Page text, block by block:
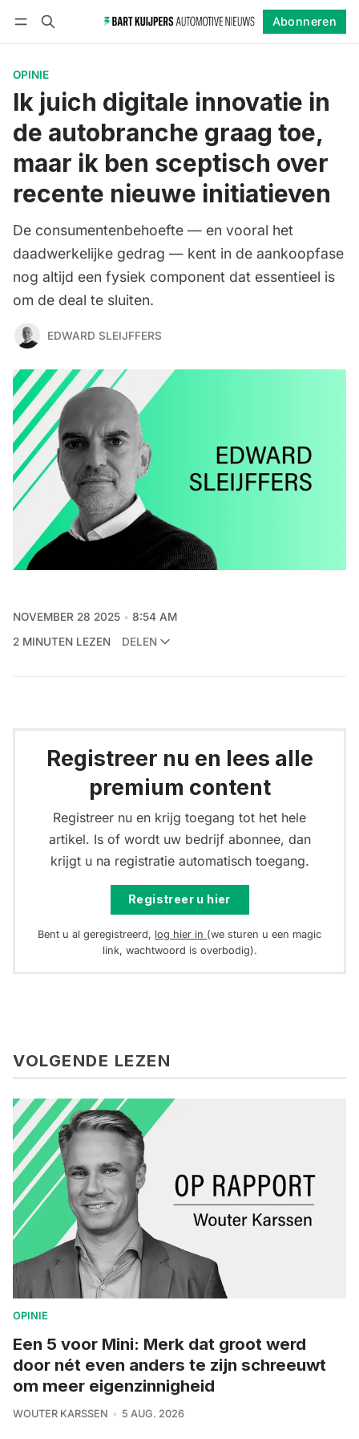
Abonneren
OPINIE
Ik juich digitale innovatie in
de autobranche graag toe,
maar ik ben sceptisch over
recente nieuwe initiatieven
De consumentenbehoefte — en vooral het
daadwerkelijke gedrag — kent in de aankoopfase
nog altijd een fysiek component dat essentieel is
om de deal te sluiten.
EDWARD SLEIJFFERS
NOVEMBER 28 2025
8:54 AM
2 MINUTEN LEZEN
DELEN
Registreer nu en lees alle
premium content
Registreer nu en krijg toegang tot het hele
artikel. Is of wordt uw bedrijf abonnee, dan
krijgt u na registratie automatisch toegang.
Registreer u hier
Bent u al geregistreerd, log hier in (we sturen u een magic
link, wachtwoord is overbodig).
VOLGENDE LEZEN
OPINIE
Een 5 voor Mini: Merk dat groot werd
door nét even anders te zijn schreeuwt
om meer eigenzinnigheid
WOUTER KARSSEN 5 AUG. 2026